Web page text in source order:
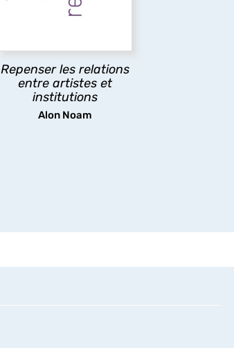
Repenser les relations
entre artistes et
institutions
Alon Noam
artistiques et logiques
l’œuvre.
découvrir